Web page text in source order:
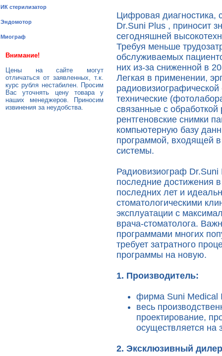
ИК стерилизатор
Эндомотор
Миограф
Внимание!
Цены на сайте могут
отличаться от заявленных, т.к.
курс рубля нестабилен. Просим
Вас уточнять цену товара у
наших менеджеров. Приносим
извинения за неудобства.
Цифровая диагностика,
Dr.Suni Plus , приносит
сегодняшней
Требуя меньше
обслуживаемых
них из-за сниженной в
Легкая в применении,
технические
связанные с
рентгеновские снимки
компьютерную базу
программой, входящей
системы.
Радиовизиограф
последние достижения в
последних лет и
стоматологическими
эксплуатации с
врача-стоматолога.
программами многих
требует затратного
программы на новую.
1. Производитель:
фирма Suni
весь
проектирование,
осуществляется
2. Эксклюзивный